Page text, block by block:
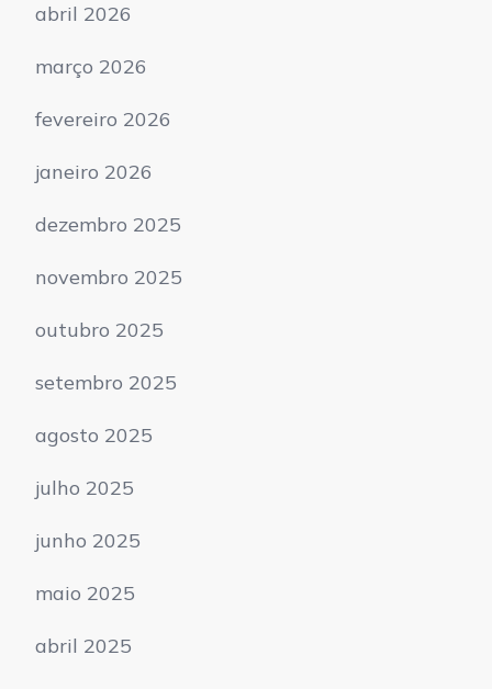
abril 2026
março 2026
fevereiro 2026
janeiro 2026
dezembro 2025
novembro 2025
outubro 2025
setembro 2025
agosto 2025
julho 2025
junho 2025
maio 2025
abril 2025